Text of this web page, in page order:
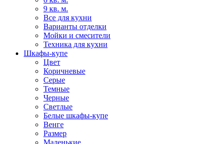
9 кв. м.
Все для кухни
Варианты отделки
Мойки и смесители
Техника для кухни
Шкафы-купе
Цвет
Коричневые
Серые
Темные
Черные
Светлые
Белые шкафы-купе
Венге
Размер
Маленькие